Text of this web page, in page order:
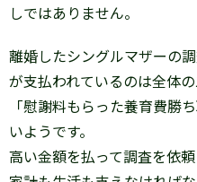
しではありません。
離婚したシングルマザーの
が支払われているのは全体の
「慰謝料もらった養育費勝
いようです。
高い金額を払って調査を依